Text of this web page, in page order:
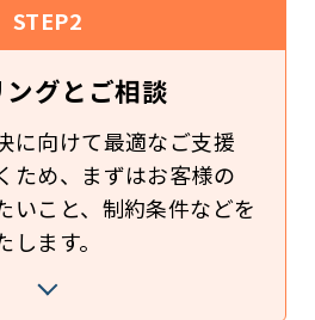
STEP2
グと ご相談
に向けて最適なご支援
ため、まずはお客様の
いこと、制約条件などを
ます。